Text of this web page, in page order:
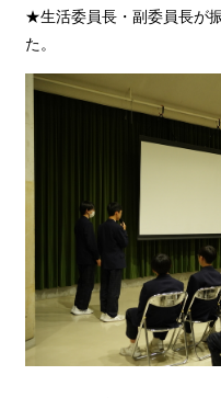
★生活委員長・副委員長が
た。